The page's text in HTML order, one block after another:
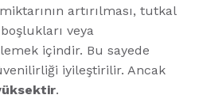
artırılması, tutkal
veya
içindir. Bu sayede
iyileştirilir. Ancak
.